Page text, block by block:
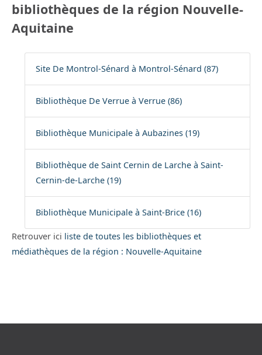
bibliothèques de la région Nouvelle-
Aquitaine
Site De Montrol-Sénard à Montrol-Sénard (87)
Bibliothèque De Verrue à Verrue (86)
Bibliothèque Municipale à Aubazines (19)
Bibliothèque de Saint Cernin de Larche à Saint-
Cernin-de-Larche (19)
Bibliothèque Municipale à Saint-Brice (16)
Retrouver ici liste de toutes les bibliothèques et
médiathèques de la région : Nouvelle-Aquitaine